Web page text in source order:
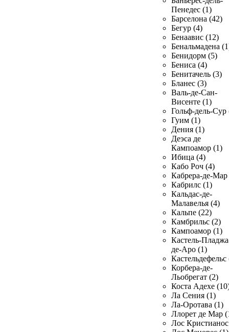
Пенедес (1)
Барселона (42)
Бегур (4)
Бенаавис (12)
Бенальмадена
Бенидорм (5)
Бениса (4)
Бенитачель (3)
Бланес (3)
Валь-де-Сан-
Висенте (1)
Гольф-дель-Сур
Гуим (1)
Дения (1)
Деэса де
Кампоамор (1)
Ибица (4)
Кабо Роч (4)
Кабрера-де-Мар
Кабрилс (1)
Кальдас-де-
Малавелья (4)
Кальпе (22)
Камбрильс (2)
Кампоамор (1)
Кастель-
де-Аро (1)
Кастельдефельс
Корбера-де-
Льобрегат (2)
Коста Адехе
Ла Сения (1)
Ла-Оротава (1)
Ллорет де Мар
Лос